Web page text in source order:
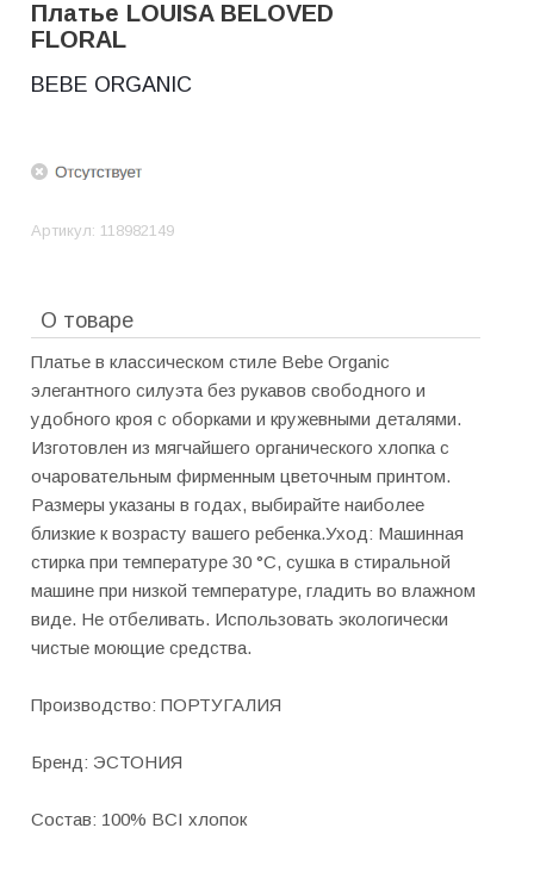
Платье LOUISA BELOVED
FLORAL
BEBE ORGANIC
Артикул: 118982149
О товаре
Платье в классическом стиле Bebe Organic
элегантного силуэта без рукавов свободного и
удобного кроя с оборками и кружевными деталями.
Изготовлен из мягчайшего органического хлопка с
очаровательным фирменным цветочным принтом.
Размеры указаны в годах, выбирайте наиболее
близкие к возрасту вашего ребенка.Уход: Машинная
стирка при температуре 30 °C, сушка в стиральной
машине при низкой температуре, гладить во влажном
виде. Не отбеливать. Использовать экологически
чистые моющие средства.
Производство: ПОРТУГАЛИЯ
Бренд: ЭСТОНИЯ
Состав: 100% BCI хлопок